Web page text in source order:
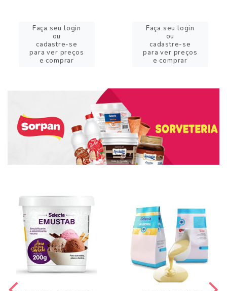
Faça seu login
ou
cadastre-se
para ver preços
e comprar
Faça seu login
ou
cadastre-se
para ver preços
e comprar